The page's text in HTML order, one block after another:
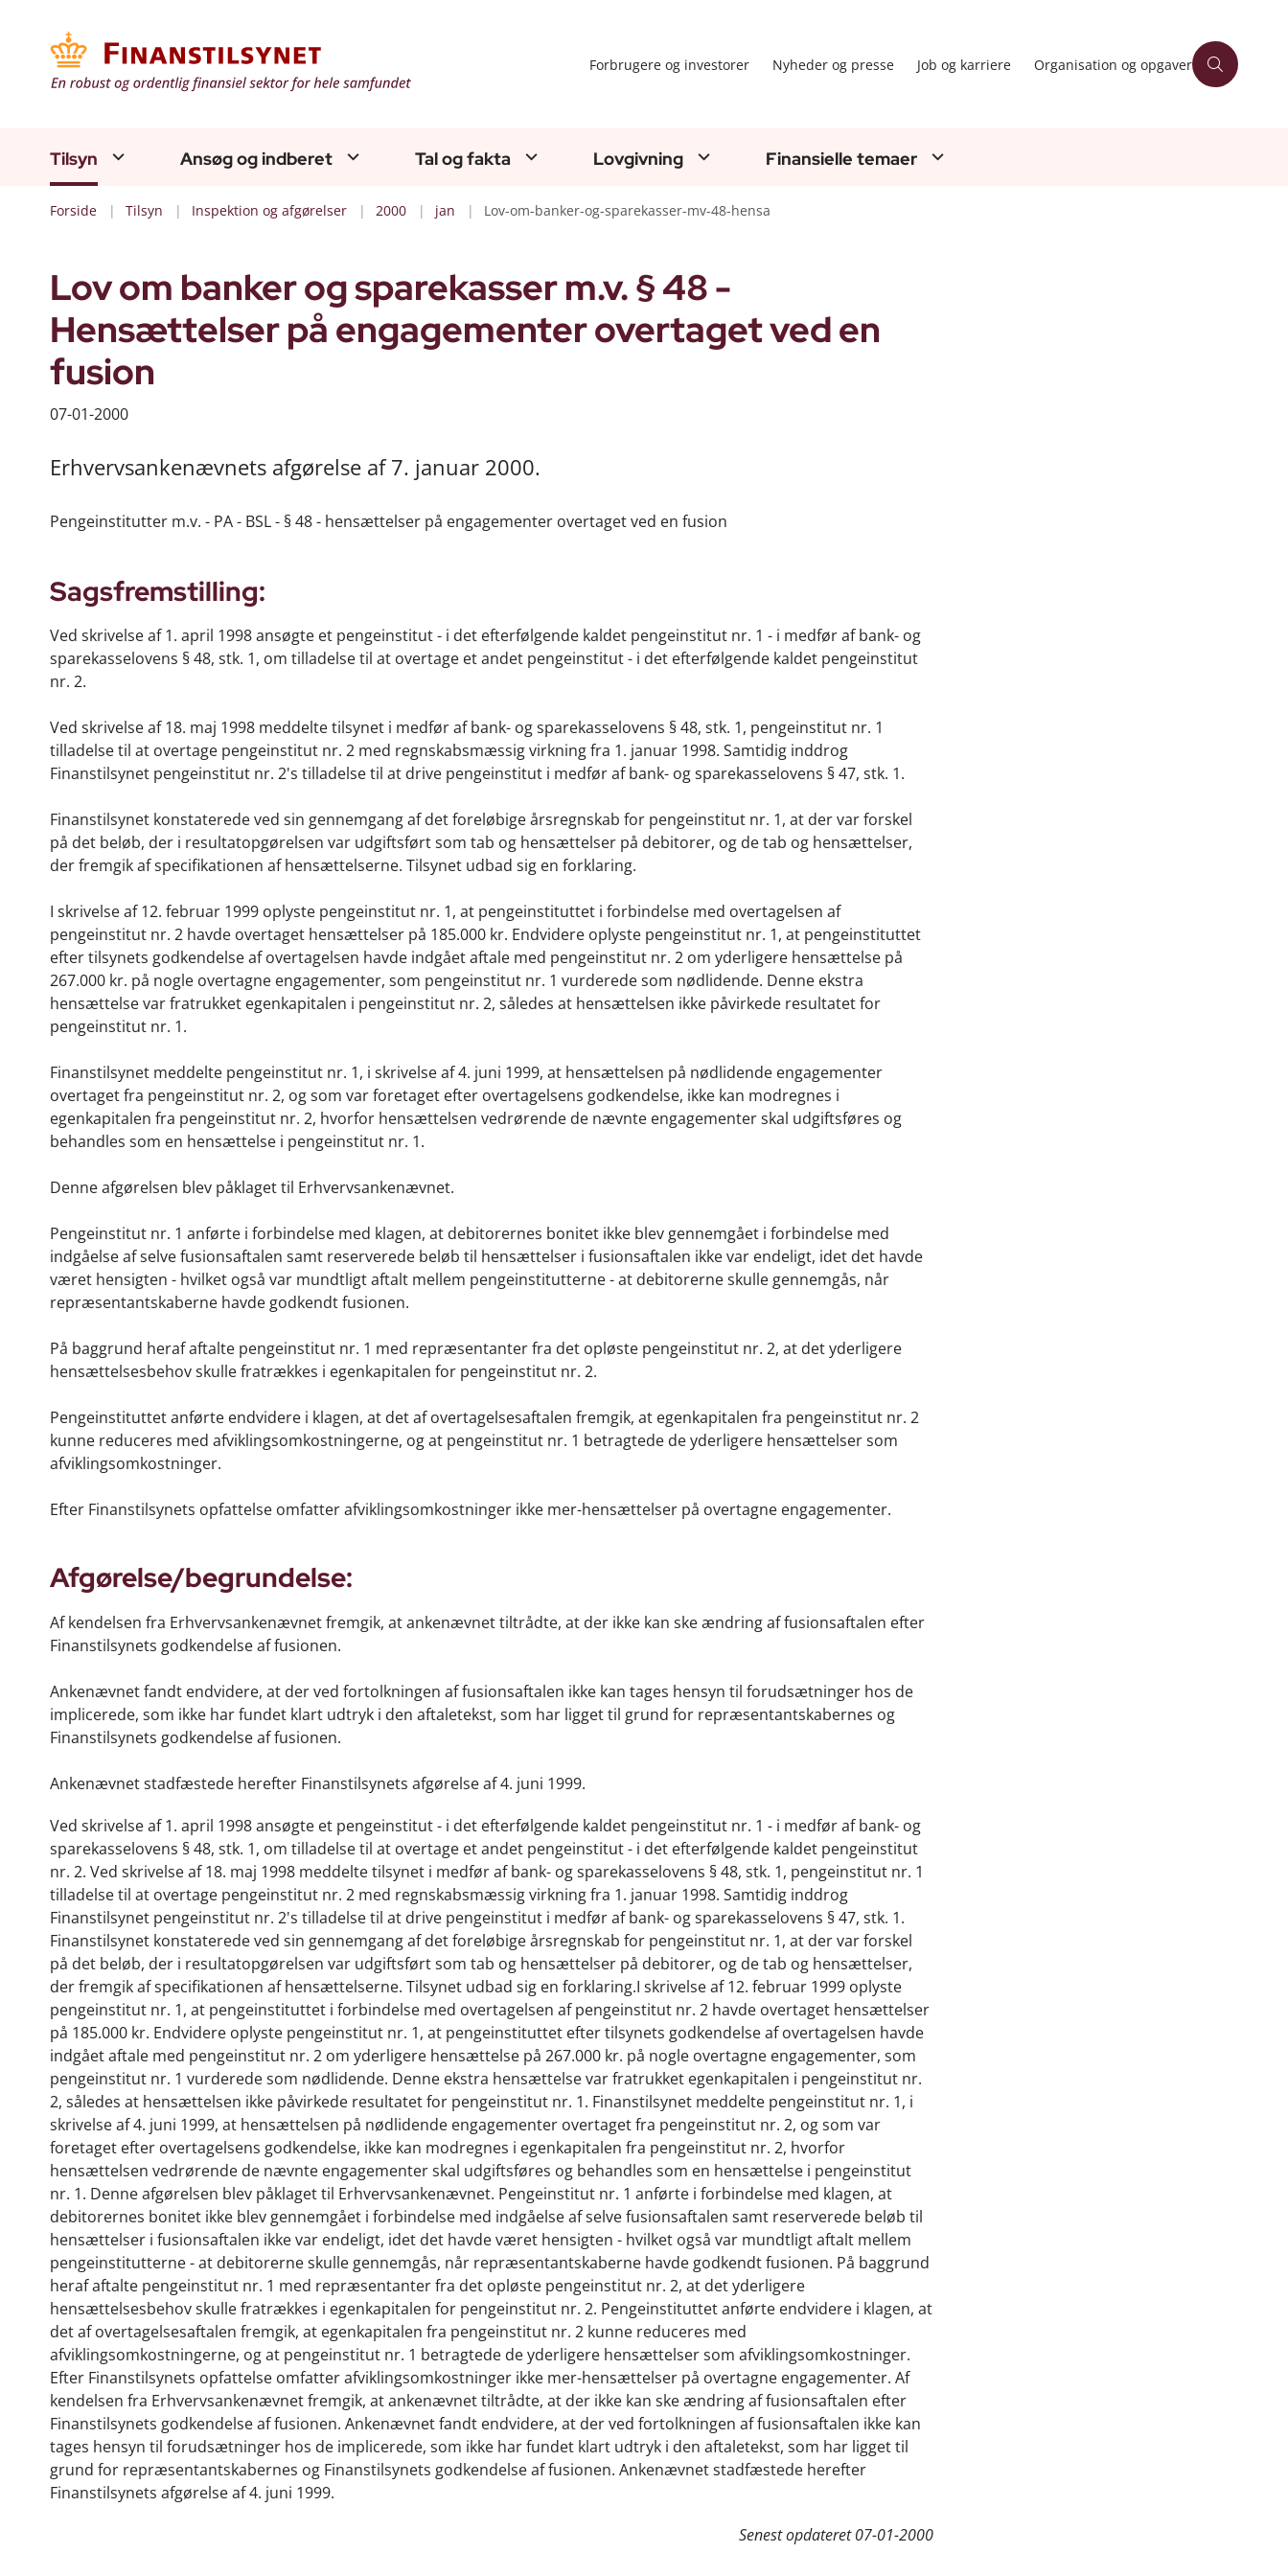
Forbrugere og investorer Nyheder og presse Job og karriere Organisation og opgaver
Tilsyn Ansøg og indberet Tal og fakta Lovgivning Finansielle temaer
Forside Tilsyn Inspektion og afgørelser 2000 jan Lov-om-banker-og-sparekasser-mv-48-hensa
Lov om banker og sparekasser m.v. § 48 -
Hensættelser på engagementer overtaget ved en
fusion
07-01-2000
Erhvervsankenævnets afgørelse af 7. januar 2000.
Pengeinstitutter m.v. - PA - BSL - § 48 - hensættelser på engagementer overtaget ved en fusion
Sagsfremstilling:
Ved skrivelse af 1. april 1998 ansøgte et pengeinstitut - i det efterfølgende kaldet pengeinstitut nr. 1 - i medfør af bank- og
sparekasselovens § 48, stk. 1, om tilladelse til at overtage et andet pengeinstitut - i det efterfølgende kaldet pengeinstitut
nr. 2.
Ved skrivelse af 18. maj 1998 meddelte tilsynet i medfør af bank- og sparekasselovens § 48, stk. 1, pengeinstitut nr. 1
tilladelse til at overtage pengeinstitut nr. 2 med regnskabsmæssig virkning fra 1. januar 1998. Samtidig inddrog
Finanstilsynet pengeinstitut nr. 2's tilladelse til at drive pengeinstitut i medfør af bank- og sparekasselovens § 47, stk. 1.
Finanstilsynet konstaterede ved sin gennemgang af det foreløbige årsregnskab for pengeinstitut nr. 1, at der var forskel
på det beløb, der i resultatopgørelsen var udgiftsført som tab og hensættelser på debitorer, og de tab og hensættelser,
der fremgik af specifikationen af hensættelserne. Tilsynet udbad sig en forklaring.
I skrivelse af 12. februar 1999 oplyste pengeinstitut nr. 1, at pengeinstituttet i forbindelse med overtagelsen af
pengeinstitut nr. 2 havde overtaget hensættelser på 185.000 kr. Endvidere oplyste pengeinstitut nr. 1, at pengeinstituttet
efter tilsynets godkendelse af overtagelsen havde indgået aftale med pengeinstitut nr. 2 om yderligere hensættelse på
267.000 kr. på nogle overtagne engagementer, som pengeinstitut nr. 1 vurderede som nødlidende. Denne ekstra
hensættelse var fratrukket egenkapitalen i pengeinstitut nr. 2, således at hensættelsen ikke påvirkede resultatet for
pengeinstitut nr. 1.
Finanstilsynet meddelte pengeinstitut nr. 1, i skrivelse af 4. juni 1999, at hensættelsen på nødlidende engagementer
overtaget fra pengeinstitut nr. 2, og som var foretaget efter overtagelsens godkendelse, ikke kan modregnes i
egenkapitalen fra pengeinstitut nr. 2, hvorfor hensættelsen vedrørende de nævnte engagementer skal udgiftsføres og
behandles som en hensættelse i pengeinstitut nr. 1.
Denne afgørelsen blev påklaget til Erhvervsankenævnet.
Pengeinstitut nr. 1 anførte i forbindelse med klagen, at debitorernes bonitet ikke blev gennemgået i forbindelse med
indgåelse af selve fusionsaftalen samt reserverede beløb til hensættelser i fusionsaftalen ikke var endeligt, idet det havde
været hensigten - hvilket også var mundtligt aftalt mellem pengeinstitutterne - at debitorerne skulle gennemgås, når
repræsentantskaberne havde godkendt fusionen.
På baggrund heraf aftalte pengeinstitut nr. 1 med repræsentanter fra det opløste pengeinstitut nr. 2, at det yderligere
hensættelsesbehov skulle fratrækkes i egenkapitalen for pengeinstitut nr. 2.
Pengeinstituttet anførte endvidere i klagen, at det af overtagelsesaftalen fremgik, at egenkapitalen fra pengeinstitut nr. 2
kunne reduceres med afviklingsomkostningerne, og at pengeinstitut nr. 1 betragtede de yderligere hensættelser som
afviklingsomkostninger.
Efter Finanstilsynets opfattelse omfatter afviklingsomkostninger ikke mer-hensættelser på overtagne engagementer.
Afgørelse/begrundelse:
Af kendelsen fra Erhvervsankenævnet fremgik, at ankenævnet tiltrådte, at der ikke kan ske ændring af fusionsaftalen efter
Finanstilsynets godkendelse af fusionen.
Ankenævnet fandt endvidere, at der ved fortolkningen af fusionsaftalen ikke kan tages hensyn til forudsætninger hos de
implicerede, som ikke har fundet klart udtryk i den aftaletekst, som har ligget til grund for repræsentantskabernes og
Finanstilsynets godkendelse af fusionen.
Ankenævnet stadfæstede herefter Finanstilsynets afgørelse af 4. juni 1999.
Ved skrivelse af 1. april 1998 ansøgte et pengeinstitut - i det efterfølgende kaldet pengeinstitut nr. 1 - i medfør af bank- og
sparekasselovens § 48, stk. 1, om tilladelse til at overtage et andet pengeinstitut - i det efterfølgende kaldet pengeinstitut
nr. 2. Ved skrivelse af 18. maj 1998 meddelte tilsynet i medfør af bank- og sparekasselovens § 48, stk. 1, pengeinstitut nr. 1
tilladelse til at overtage pengeinstitut nr. 2 med regnskabsmæssig virkning fra 1. januar 1998. Samtidig inddrog
Finanstilsynet pengeinstitut nr. 2's tilladelse til at drive pengeinstitut i medfør af bank- og sparekasselovens § 47, stk. 1.
Finanstilsynet konstaterede ved sin gennemgang af det foreløbige årsregnskab for pengeinstitut nr. 1, at der var forskel
på det beløb, der i resultatopgørelsen var udgiftsført som tab og hensættelser på debitorer, og de tab og hensættelser,
der fremgik af specifikationen af hensættelserne. Tilsynet udbad sig en forklaring.I skrivelse af 12. februar 1999 oplyste
pengeinstitut nr. 1, at pengeinstituttet i forbindelse med overtagelsen af pengeinstitut nr. 2 havde overtaget hensættelser
på 185.000 kr. Endvidere oplyste pengeinstitut nr. 1, at pengeinstituttet efter tilsynets godkendelse af overtagelsen havde
indgået aftale med pengeinstitut nr. 2 om yderligere hensættelse på 267.000 kr. på nogle overtagne engagementer, som
pengeinstitut nr. 1 vurderede som nødlidende. Denne ekstra hensættelse var fratrukket egenkapitalen i pengeinstitut nr.
2, således at hensættelsen ikke påvirkede resultatet for pengeinstitut nr. 1. Finanstilsynet meddelte pengeinstitut nr. 1, i
skrivelse af 4. juni 1999, at hensættelsen på nødlidende engagementer overtaget fra pengeinstitut nr. 2, og som var
foretaget efter overtagelsens godkendelse, ikke kan modregnes i egenkapitalen fra pengeinstitut nr. 2, hvorfor
hensættelsen vedrørende de nævnte engagementer skal udgiftsføres og behandles som en hensættelse i pengeinstitut
nr. 1. Denne afgørelsen blev påklaget til Erhvervsankenævnet. Pengeinstitut nr. 1 anførte i forbindelse med klagen, at
debitorernes bonitet ikke blev gennemgået i forbindelse med indgåelse af selve fusionsaftalen samt reserverede beløb til
hensættelser i fusionsaftalen ikke var endeligt, idet det havde været hensigten - hvilket også var mundtligt aftalt mellem
pengeinstitutterne - at debitorerne skulle gennemgås, når repræsentantskaberne havde godkendt fusionen. På baggrund
heraf aftalte pengeinstitut nr. 1 med repræsentanter fra det opløste pengeinstitut nr. 2, at det yderligere
hensættelsesbehov skulle fratrækkes i egenkapitalen for pengeinstitut nr. 2. Pengeinstituttet anførte endvidere i klagen, at
det af overtagelsesaftalen fremgik, at egenkapitalen fra pengeinstitut nr. 2 kunne reduceres med
afviklingsomkostningerne, og at pengeinstitut nr. 1 betragtede de yderligere hensættelser som afviklingsomkostninger.
Efter Finanstilsynets opfattelse omfatter afviklingsomkostninger ikke mer-hensættelser på overtagne engagementer. Af
kendelsen fra Erhvervsankenævnet fremgik, at ankenævnet tiltrådte, at der ikke kan ske ændring af fusionsaftalen efter
Finanstilsynets godkendelse af fusionen. Ankenævnet fandt endvidere, at der ved fortolkningen af fusionsaftalen ikke kan
tages hensyn til forudsætninger hos de implicerede, som ikke har fundet klart udtryk i den aftaletekst, som har ligget til
grund for repræsentantskabernes og Finanstilsynets godkendelse af fusionen. Ankenævnet stadfæstede herefter
Finanstilsynets afgørelse af 4. juni 1999.
Senest opdateret07-01-2000